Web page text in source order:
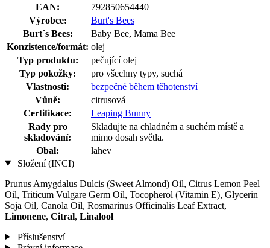
EAN:
792850654440
Výrobce:
Burt's Bees
Burt´s Bees:
Baby Bee, Mama Bee
Konzistence/formát: olej
Typ produktu:
pečující olej
Typ pokožky:
pro všechny typy, suchá
Vlastnosti:
bezpečné během těhotenství
Vůně:
citrusová
Certifikace:
Leaping Bunny
Rady pro
skladování:
Skladujte na chladném a suchém místě a
mimo dosah světla.
Obal:
lahev
Složení (INCI)
Prunus Amygdalus Dulcis (Sweet Almond) Oil, Citrus Lemon Peel
Oil, Triticum Vulgare Germ Oil, Tocopherol (Vitamin E), Glycerin
Soja Oil, Canola Oil, Rosmarinus Officinalis Leaf Extract,
Limonene, Citral, Linalool
Příslušenství